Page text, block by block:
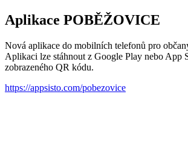
Aplikace POBĚŽOVICE
Nová aplikace do mobilních telefonů pro
Aplikaci lze stáhnout z Google Play nebo App
zobrazeného QR kódu.
https://appsisto.com/pobezovice